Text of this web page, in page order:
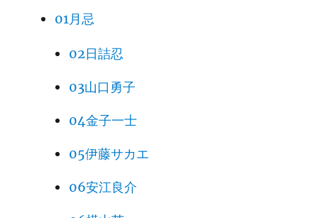
01月忌
02日詰忍
03山口勇子
04金子一士
05伊藤サカエ
06安江良介